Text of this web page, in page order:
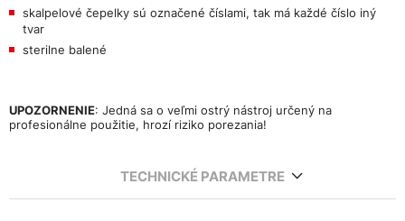
skalpelové čepelky sú označené číslami, tak má každé číslo iný
tvar
sterilne balené
UPOZORNENIE: Jedná sa o veľmi ostrý nástroj určený na
profesionálne použitie, hrozí riziko porezania!
TECHNICKÉ PARAMETRE